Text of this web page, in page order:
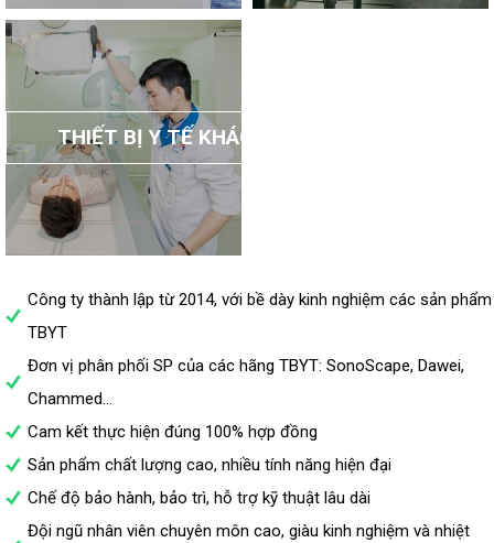
THIẾT BỊ Y TẾ KHÁC
Công ty thành lập từ 2014, với bề dày kinh nghiệm các sản phẩm
TBYT
Đơn vị phân phối SP của các hãng TBYT: SonoScape, Dawei,
Chammed...
Cam kết thực hiện đúng 100% hợp đồng
Sản phẩm chất lượng cao, nhiều tính năng hiện đại
Chế độ bảo hành, bảo trì, hỗ trợ kỹ thuật lâu dài
Đội ngũ nhân viên chuyên môn cao, giàu kinh nghiệm và nhiệt